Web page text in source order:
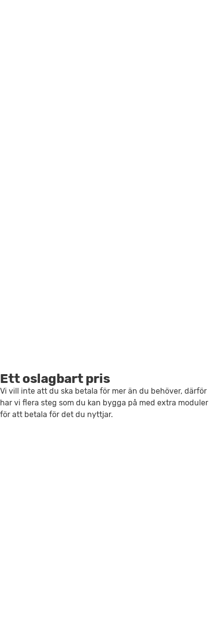
Ett oslagbart pris
Vi vill inte att du ska betala för mer än du behöver, därför
har vi flera steg som du kan bygga på med extra moduler
för att betala för det du nyttjar.